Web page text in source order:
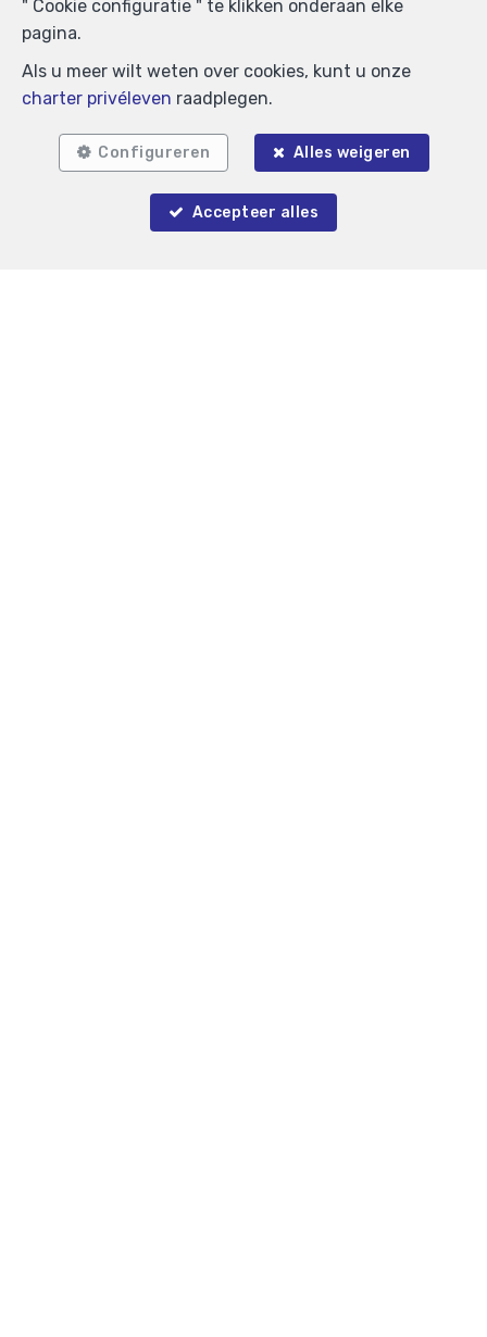
" Cookie configuratie " te klikken onderaan elke
pagina.
Als u meer wilt weten over cookies, kunt u onze
charter privéleven raadplegen.
Configureren Alles weigeren
Accepteer alles